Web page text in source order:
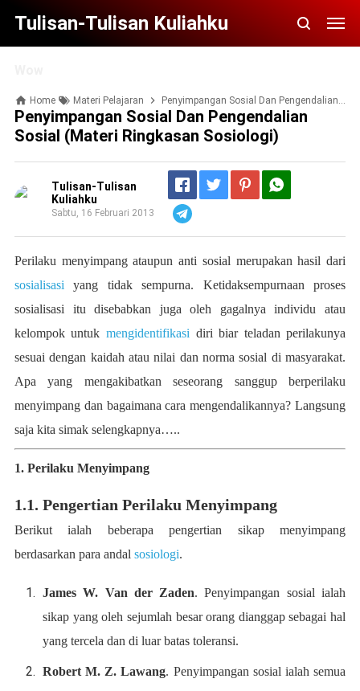
Tulisan-Tulisan Kuliahku
Home Materi Pelajaran Penyimpangan Sosial Dan Pengendalian Sosial (Materi Ringkasan Sosiologi)
Penyimpangan Sosial Dan Pengendalian
Sosial (Materi Ringkasan Sosiologi)
Tulisan-Tulisan
Kuliahku
Sabtu, 16 Februari 2013
Perilaku menyimpang ataupun anti sosial merupakan hasil dari
sosialisasi yang tidak sempurna. Ketidaksempurnaan proses
sosialisasi itu disebabkan juga oleh gagalnya individu atau
kelompok untuk mengidentifikasi diri biar teladan perilakunya
sesuai dengan kaidah atau nilai dan norma sosial di masyarakat.
Apa yang mengakibatkan seseorang sanggup berperilaku
menyimpang dan bagaimana cara mengendalikannya? Langsung
saja kita simak selengkapnya…..
1. Perilaku Menyimpang
1.1. Pengertian Perilaku Menyimpang
Berikut ialah beberapa pengertian sikap menyimpang
berdasarkan para andal sosiologi.
James W. Van der Zaden. Penyimpangan sosial ialah
sikap yang oleh sejumlah besar orang dianggap sebagai hal
yang tercela dan di luar batas toleransi.
Robert M. Z. Lawang. Penyimpangan sosial ialah semua